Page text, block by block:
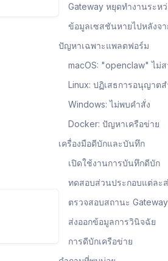
Gateway หยุดทำงานระห
ข้อมูลเซสชันหายไปหลังจ
ปัญหาเฉพาะแพลตฟอร์ม
macOS: "openclaw" ไม่
Linux: ปฏิเสธการอนุญาต
Windows: ไม่พบคำสั่ง
Docker: ปัญหาเครือข่าย
เครื่องมือดีบักและบันทึก
เปิดใช้งานการบันทึกดีบัก
ทดสอบส่วนประกอบแต่ละ
ตรวจสอบสถานะ Gateway
ส่งออกข้อมูลการวินิจฉัย
การดีบักเครือข่าย